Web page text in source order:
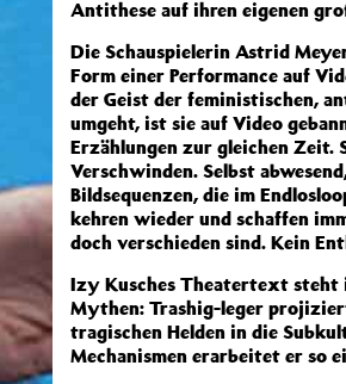
Antithese auf ihren eigenen
Die Schauspielerin Astrid
Form einer Performance auf
der Geist der feministischen,
umgeht, ist sie auf Video
Erzählungen zur gleichen Zeit.
Verschwinden. Selbst
Bildsequenzen, die im
kehren wieder und schaffen
doch verschieden sind. Kein
Izy Kusches Theatertext steht
Mythen: Trashig-leger
tragischen Helden in die
Mechanismen erarbeitet er so